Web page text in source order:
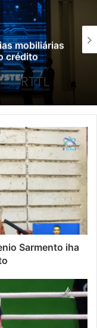
mobiliárias
crédito
Sarmento iha